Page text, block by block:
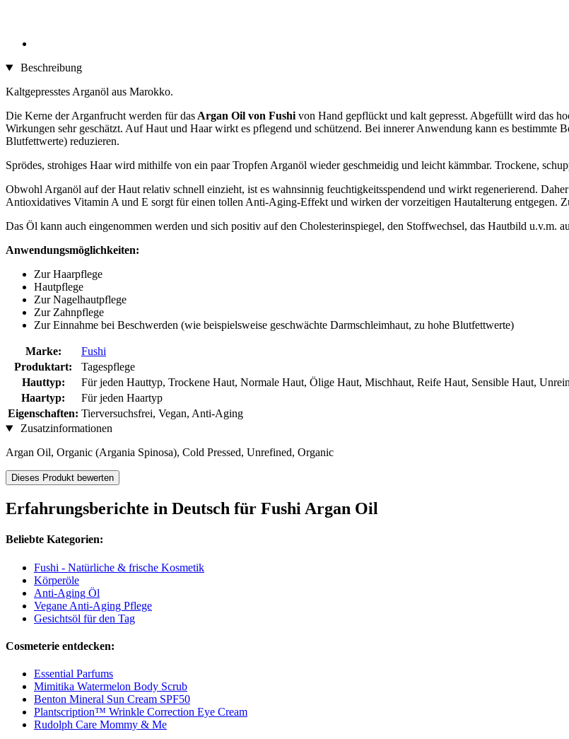
Beschreibung
Kaltgepresstes Arganöl aus Marokko.
Die Kerne der Arganfrucht werden für das Argan Oil von Fushi von Hand gepflückt und kalt gepresst. Abgefüllt wird das
Wirkungen sehr geschätzt. Auf Haut und Haar wirkt es pflegend und schützend. Bei innerer Anwendung kann es bestimmte
Blutfettwerte) reduzieren.
Sprödes, strohiges Haar wird mithilfe von ein paar Tropfen Arganöl wieder geschmeidig und leicht kämmbar. Trockene,
Obwohl Arganöl auf der Haut relativ schnell einzieht, ist es wahnsinnig feuchtigkeitsspendend und wirkt regenerierend.
Antioxidatives Vitamin A und E sorgt für einen tollen Anti-Aging-Effekt und wirken der vorzeitigen Hautalterung entgegen.
Das Öl kann auch eingenommen werden und sich positiv auf den Cholesterinspiegel, den Stoffwechsel, das Hautbild u.v.m.
Anwendungsmöglichkeiten:
Zur Haarpflege
Hautpflege
Zur Nagelhautpflege
Zur Zahnpflege
Zur Einnahme bei Beschwerden (wie beispielsweise geschwächte Darmschleimhaut, zu hohe Blutfettwerte)
Marke:
Fushi
Produktart:
Tagespflege
Hauttyp:
Für jeden Hauttyp, Trockene Haut, Normale Haut, Ölige Haut, Mischhaut, Reife Haut, Sensible Haut,
Haartyp:
Für jeden Haartyp
Eigenschaften: Tierversuchsfrei, Vegan, Anti-Aging
Zusatzinformationen
Argan Oil, Organic (Argania Spinosa), Cold Pressed, Unrefined, Organic
Dieses Produkt bewerten
Erfahrungsberichte in Deutsch für Fushi Argan Oil
Beliebte Kategorien:
Fushi - Natürliche & frische Kosmetik
Körperöle
Anti-Aging Öl
Vegane Anti-Aging Pflege
Gesichtsöl für den Tag
Cosmeterie entdecken:
Essential Parfums
Mimitika Watermelon Body Scrub
Benton Mineral Sun Cream SPF50
Plantscription™ Wrinkle Correction Eye Cream
Rudolph Care Mommy & Me